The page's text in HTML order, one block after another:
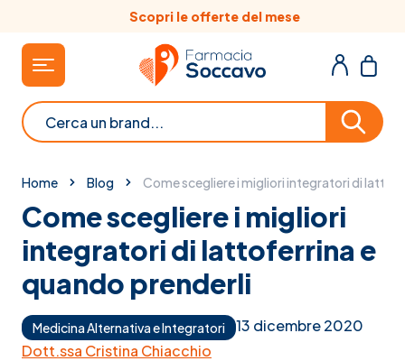
Scopri le offerte del mese
Cerca
Home Blog Come scegliere i migliori integratori di
Come scegliere i migliori
integratori di lattoferrina e
quando prenderli
Medicina Alternativa e Integratori
13 dicembre 2020
Dott.ssa Cristina Chiacchio